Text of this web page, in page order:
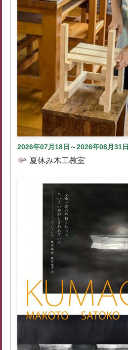
2026年07月18日～2026年08月31日
夏休み木工教室